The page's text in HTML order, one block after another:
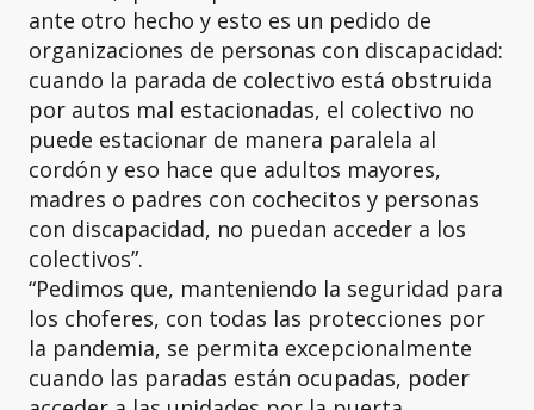
ante otro hecho y esto es un pedido de
organizaciones de personas con discapacidad:
cuando la parada de colectivo está obstruida
por autos mal estacionadas, el colectivo no
puede estacionar de manera paralela al
cordón y eso hace que adultos mayores,
madres o padres con cochecitos y personas
con discapacidad, no puedan acceder a los
colectivos”.
“Pedimos que, manteniendo la seguridad para
los choferes, con todas las protecciones por
la pandemia, se permita excepcionalmente
cuando las paradas están ocupadas, poder